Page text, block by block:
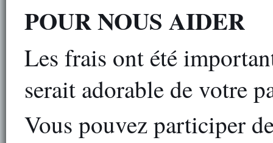
POUR NOUS AIDER
Les frais ont été
serait adorable de votre
Vous pouvez participer